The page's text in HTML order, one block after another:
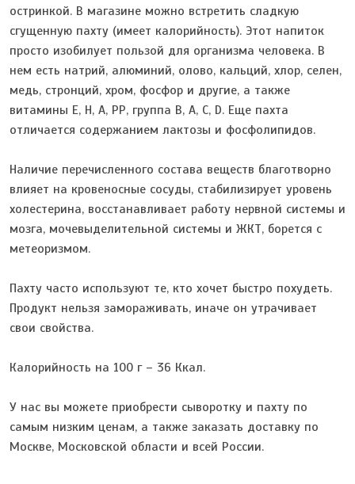
остринкой. В магазине можно встретить сладкую
сгущенную пахту (имеет калорийность). Этот напиток
просто изобилует пользой для организма человека. В
нем есть натрий, алюминий, олово, кальций, хлор, селен,
медь, стронций, хром, фосфор и другие, а также
витамины Е, Н, А, РР, группа В, А, С, D. Еще пахта
отличается содержанием лактозы и фосфолипидов.
Наличие перечисленного состава веществ благотворно
влияет на кровеносные сосуды, стабилизирует уровень
холестерина, восстанавливает работу нервной системы и
мозга, мочевыделительной системы и ЖКТ, борется с
метеоризмом.
Пахту часто используют те, кто хочет быстро похудеть.
Продукт нельзя замораживать, иначе он утрачивает
свои свойства.
Калорийность на 100 г – 36 Ккал.
У нас вы можете приобрести сыворотку и пахту по
самым низким ценам, а также заказать доставку по
Москве, Московской области и всей России.